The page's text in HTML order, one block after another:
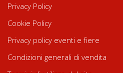
Privacy Policy
Cookie Policy
Privacy policy eventi e fiere
Condizioni generali di vendita